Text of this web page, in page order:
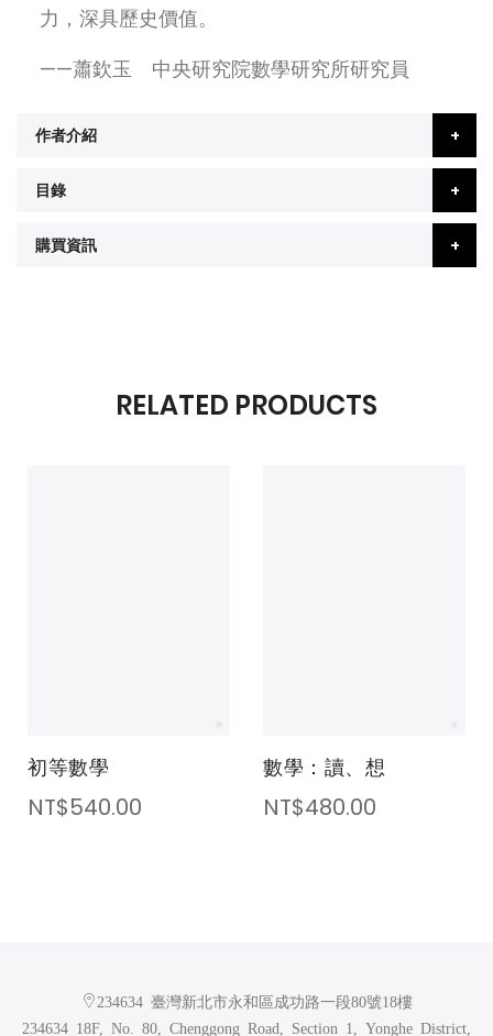
力，深具歷史價值。
——蕭欽玉 中央研究院數學研究所研究員
作者介紹
目錄
購買資訊
RELATED PRODUCTS
初等數學
NT$540.00
數學：讀、想
NT$480.00
234634 臺灣新北市永和區成功路一段80號18樓
234634 18F, No. 80, Chenggong Road, Section 1, Yonghe District,